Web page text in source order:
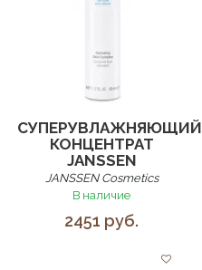
СУПЕРУВЛАЖНЯЮЩИЙ
КОНЦЕНТРАТ
JANSSEN
JANSSEN Cosmetics
В наличие
2451 руб.